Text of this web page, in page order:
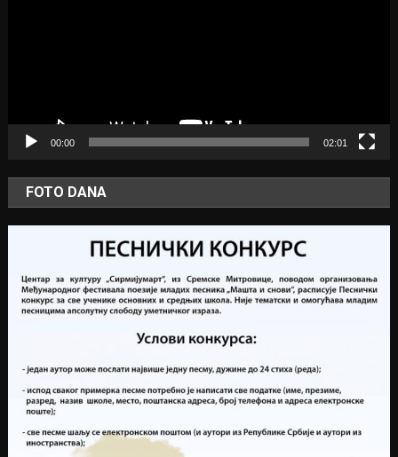
00:00 02:01
FOTO DANA